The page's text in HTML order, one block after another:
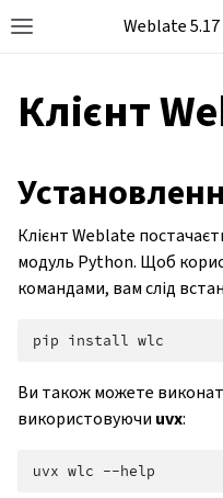
Weblate
Клієнт
Клієнт Weblate
модуль Python. Щоб
командами, вам слід
pip install
Ви також можете
використовуючи uvx:
uvx wlc